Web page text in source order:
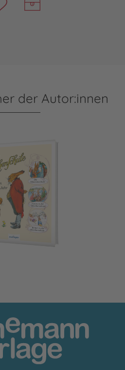
der Autor:innen
fürs ganze Jahr